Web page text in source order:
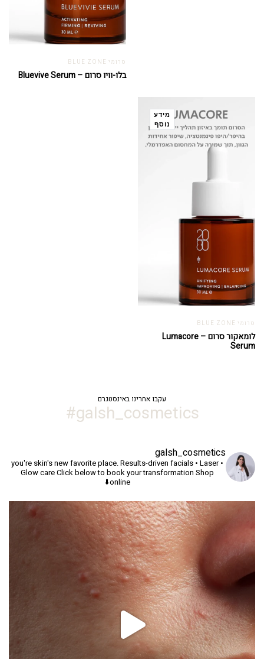
סרומי BLUE ZONE
בלו-וויו סרום – Bluevive Serum
מידע
נוסף
סרומי BLUE ZONE
לומאקור סרום – Lumacore
Serum
עקבו אחרינו באינסטגרם
galsh_cosmetics#
galsh_cosmetics
you're skin's new favorite place.Results-driven facials • Laser •
Glow careClick below to book your transformation Shop
online⬇️